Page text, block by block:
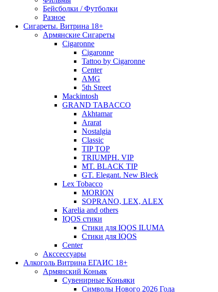
Бейсболки / Футболки
Разное
Сигареты. Витрина 18+
Армянские Сигареты
Cigaronne
Cigaronne
Tattoo by Cigaronne
Center
AMG
5th Street
Mackintosh
GRAND TABACCO
Akhtamar
Ararat
Nostalgia
Classic
TIP TOP
TRIUMPH. VIP
MT. BLACK TIP
GT. Elegant. New Bleck
Lex Tobacco
MORION
SOPRANO, LEX, ALEX
Karelia and others
IQOS стики
Стики для IQOS ILUMA
Стики для IQOS
Сenter
Акссессуары
Алкоголь Витрина ЕГАИС 18+
Армянский Коньяк
Сувенирные Коньяки
Символы Нового 2026 Года